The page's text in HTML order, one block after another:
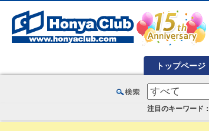
トップページ
注目のキーワード：